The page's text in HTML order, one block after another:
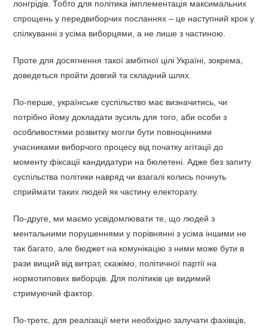
лонгрідів. Тобто для політика імплементація максимальних
спрощень у передвиборчих посланнях – це наступний крок у
спілкуванні з усіма виборцями, а не лише з частиною.
Проте для досягнення такої амбітної цілі Україні, зокрема,
доведеться пройти довгий та складний шлях.
По-перше, українське суспільство має визначитись, чи
потрібно йому докладати зусиль для того, аби особи з
особливостями розвитку могли бути повноцінними
учасниками виборчого процесу від початку агітації до
моменту фіксації кандидатури на бюлетені. Адже без запиту
суспільства політики навряд чи взагалі колись почнуть
сприймати таких людей як частину електорату.
По-друге, ми маємо усвідомлювати те, що людей з
ментальними порушеннями у порівнянні з усіма іншими не
так багато, але бюджет на комунікацію з ними може бути в
рази вищий від витрат, скажімо, політичної партії на
нормотипових виборців. Для політиків це видимий
стримуючий фактор.
По-третє, для реалізації мети необхідно залучати фахівців,